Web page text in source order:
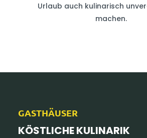
Urlaub auch kulinarisch
machen.
GASTHÄUSER
KÖSTLICHE KULINARIK